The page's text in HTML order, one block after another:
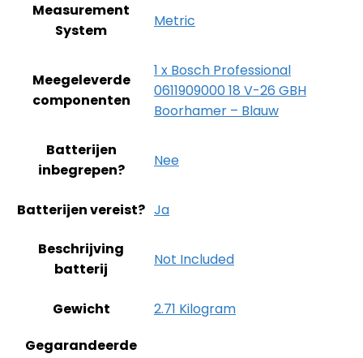
Measurement
System
‎Metric
Meegeleverde
componenten
‎1 x Bosch Professional
0611909000 18 V-26 GBH
Boorhamer – Blauw
Batterijen
inbegrepen?
‎Nee
Batterijen vereist? ‎Ja
Beschrijving
batterij
‎Not Included
Gewicht
‎2.71 Kilogram
Gegarandeerde